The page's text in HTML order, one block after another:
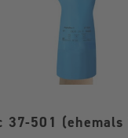
37-501 (ehemals